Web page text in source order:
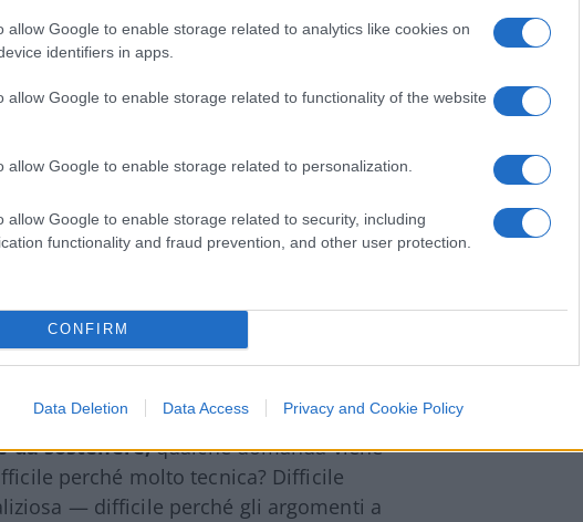
allow Google to enable storage related to analytics like cookies on
identifiers in apps.
allow Google to enable storage related to functionality of the website
allow Google to enable storage related to personalization.
allow Google to enable storage related to security, including
functionality and fraud prevention, and other user protection.
CONFIRM
Data Deletion Data Access Privacy and Cookie Policy
05:21
di registrazione)
debba dare spazio a tutte le
il No ammette, prima ancora di
da sostenere,qualche domanda viene
perché molto tecnica? Difficile
— difficile perché gli argomenti a